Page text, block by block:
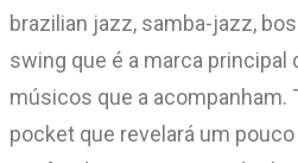
brazilian jazz, samba-jazz,
swing que é a marca principal
músicos que a acompanham.
pocket que revelará um